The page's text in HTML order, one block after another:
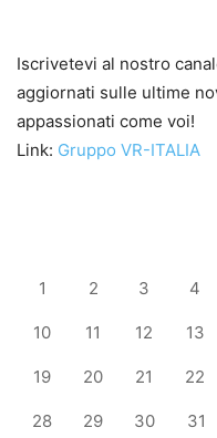
Iscrivetevi al nostro
aggiornati sulle ultime
appassionati come voi!
Link: Gruppo VR-ITALIA
1 2 3 4
10 11 12 13
19 20 21 22
28 29 30 31